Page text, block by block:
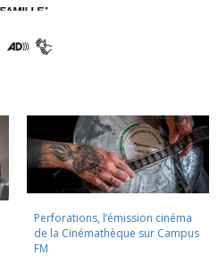
Perforations, l’émission cinéma
de la Cinémathèque sur Campus
FM